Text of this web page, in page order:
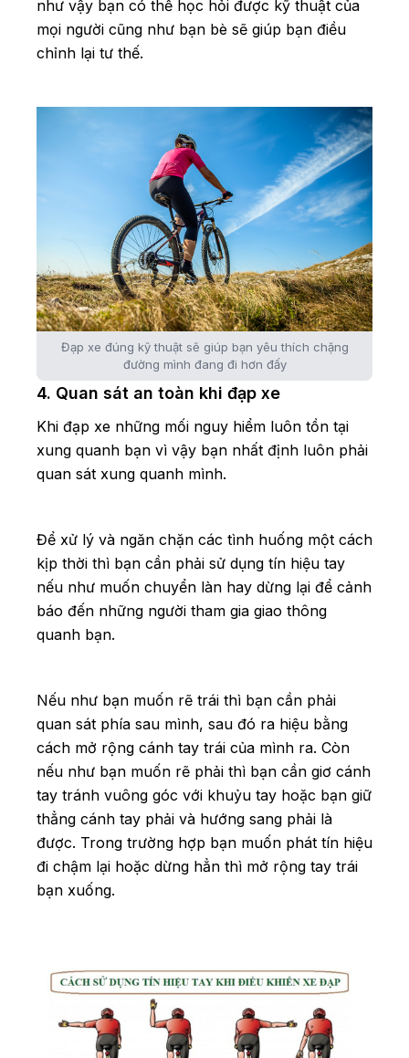
như vậy bạn có thể học hỏi được kỹ thuật của
mọi người cũng như bạn bè sẽ giúp bạn điều
chỉnh lại tư thế.
Đạp xe đúng kỹ thuật sẽ giúp bạn yêu thích chặng
đường mình đang đi hơn đấy
4. Quan sát an toàn khi đạp xe
Khi đạp xe những mối nguy hiểm luôn tồn tại
xung quanh bạn vì vậy bạn nhất định luôn phải
quan sát xung quanh mình.
Để xử lý và ngăn chặn các tình huống một cách
kịp thời thì bạn cần phải sử dụng tín hiệu tay
nếu như muốn chuyển làn hay dừng lại để cảnh
báo đến những người tham gia giao thông
quanh bạn.
Nếu như bạn muốn rẽ trái thì bạn cần phải
quan sát phía sau mình, sau đó ra hiệu bằng
cách mở rộng cánh tay trái của mình ra. Còn
nếu như bạn muốn rẽ phải thì bạn cần giơ cánh
tay tránh vuông góc với khuỷu tay hoặc bạn giữ
thẳng cánh tay phải và hướng sang phải là
được. Trong trường hợp bạn muốn phát tín hiệu
đi chậm lại hoặc dừng hẳn thì mở rộng tay trái
bạn xuống.